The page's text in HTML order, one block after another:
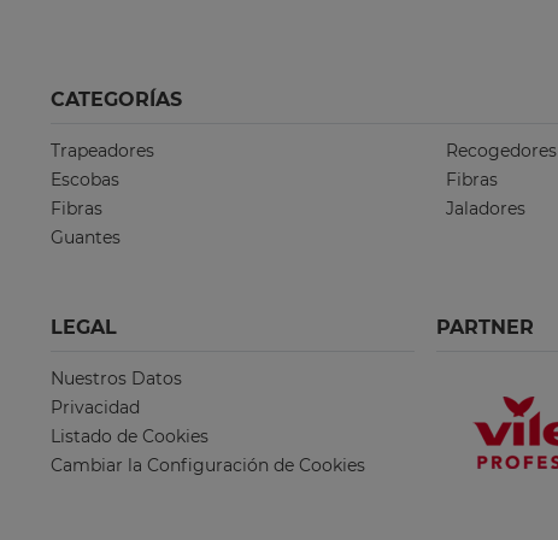
CATEGORÍAS
Trapeadores
Escobas
Fibras
Guantes
Recogedores
Fibras
Jaladores
LEGAL
Nuestros Datos
Privacidad
Listado de Cookies
Cambiar la Configuración de Cookies
PARTNER